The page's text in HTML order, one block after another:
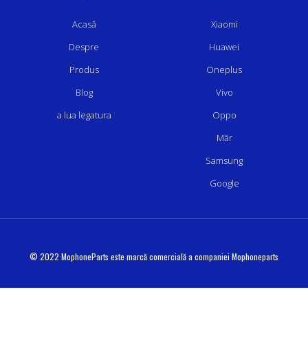
Acasă
Despre
Produs
Blog
a lua legatura
Xiaomi
Huawei
Oneplus
Vivo
Oppo
Măr
Samsung
Google
© 2022 MophoneParts este marcă comercială a companiei Mophoneparts